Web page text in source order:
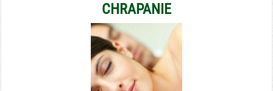
CHRAPANIE